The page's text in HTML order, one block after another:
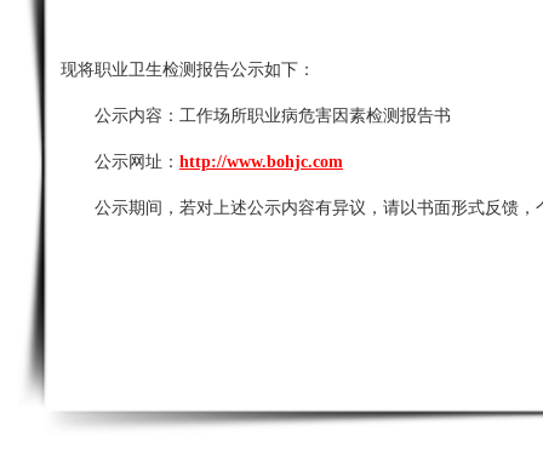
现将职业卫生检测报告公示如下：
公示内容： 工作场所职业病危害因素检测报告书
公示网址： http://www.bohjc.com
公示期间，若对上述公示内容有异议，请以书面形式反馈，